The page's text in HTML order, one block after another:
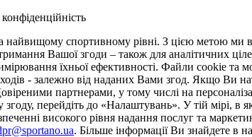
спортивному рівні. З цією метою ми
Вашої згоди – також для аналітичних
їхньої ефективності. Файли cookie та
- залежно від наданих Вами згод. Якщо Ви
партнерами, у тому числі на
згоду, перейдіть до «Налаштувань». У тій мірі,
високого рівня надання послуг та
. Більше інформації Ви знайдете в